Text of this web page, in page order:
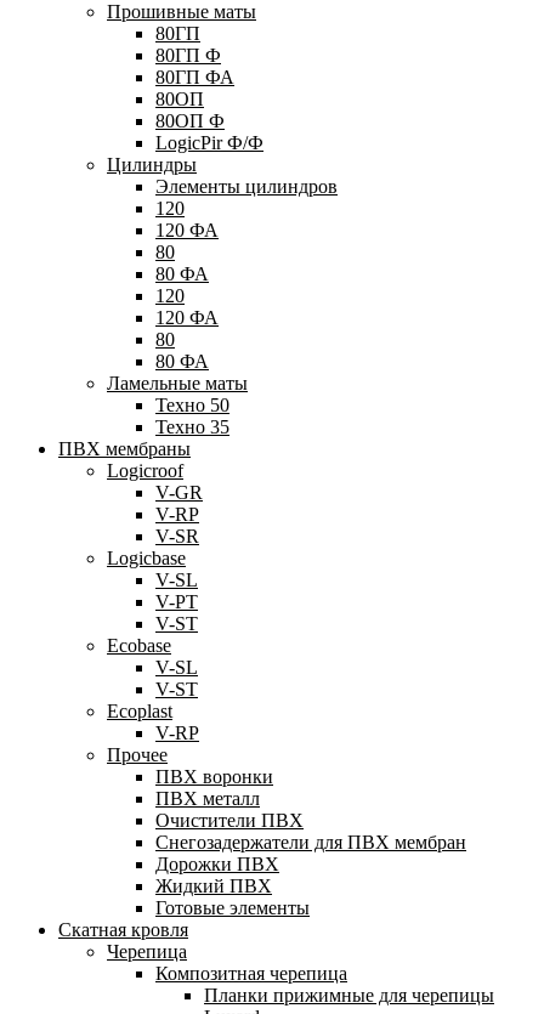
Прошивные маты
80ГП
80ГП Ф
80ГП ФА
80ОП
80ОП Ф
LogicPir Ф/Ф
Цилиндры
Элементы цилиндров
120
120 ФА
80
80 ФА
120
120 ФА
80
80 ФА
Ламельные маты
Техно 50
Техно 35
ПВХ мембраны
Logicroof
V-GR
V-RP
V-SR
Logicbase
V-SL
V-PT
V-ST
Ecobase
V-SL
V-ST
Ecoplast
V-RP
Прочее
ПВХ воронки
ПВХ металл
Очистители ПВХ
Снегозадержатели для ПВХ мембран
Дорожки ПВХ
Жидкий ПВХ
Готовые элементы
Скатная кровля
Черепица
Композитная черепица
Планки прижимные для черепицы